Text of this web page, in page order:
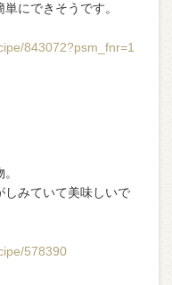
にできそうです。
843072?psm_fnr=1
しみていて美味しいで
578390